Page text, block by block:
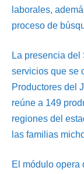
laborales,
proceso de
La presencia
servicios que se
Productores del
reúne a 149
regiones del
las familias
El módulo opera